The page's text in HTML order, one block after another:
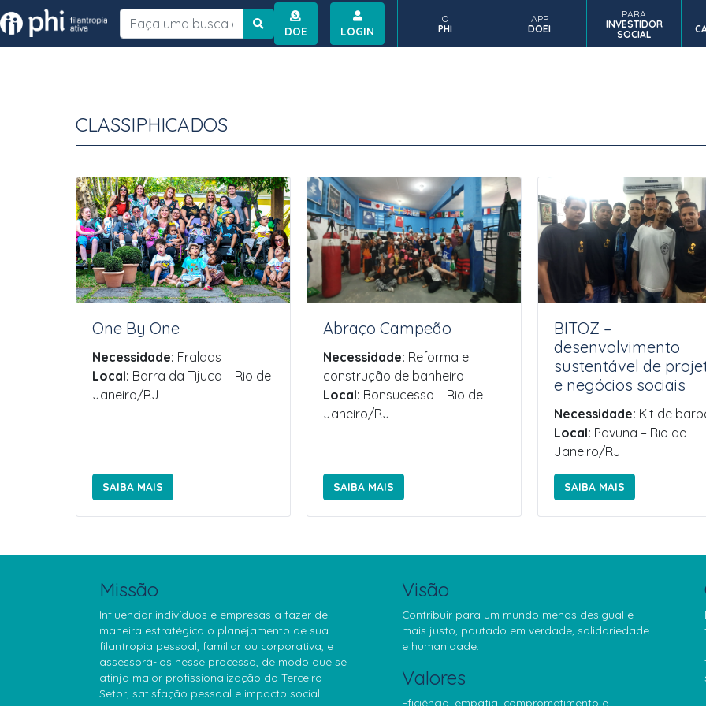
Instituto PHI DOE LOGIN
O
PHI
COMPLIANCE
APP
DOEI
APP DOEI
PARA
INVESTIDOR
SOCIAL
INVESTIDORES E
PARCEIROS
CLASSIPHICADOS
One By One
Necessidade: Fraldas
Local: Barra da Tijuca – Rio de
Janeiro/RJ
SAIBA MAIS
Abraço Campeão
Necessidade: Reforma e
construção de banheiro
Local: Bonsucesso – Rio de
Janeiro/RJ
SAIBA MAIS
BITOZ –
desenvolvimento
sustentável de
e negócios sociais
Necessidade: Kit de
Local: Pavuna – Rio de
Janeiro/RJ
SAIBA MAIS
Missão
Influenciar indivíduos e empresas a fazer de
maneira estratégica o planejamento de sua
filantropia pessoal, familiar ou corporativa, e
assessorá-los nesse processo, de modo que se
atinja maior profissionalização do Terceiro
Setor, satisfação pessoal e impacto social.
Visão
Contribuir para um mundo menos desigual e
mais justo, pautado em verdade, solidariedade
e humanidade.
Valores
Eficiência, empatia, comprometimento e